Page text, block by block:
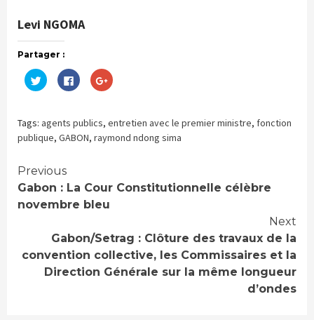
Levi NGOMA
Partager :
Cliquez
pour
partager
dans
une
nouvelle
fenêtre)
Cliquez
pour
partager
dans
une
nouvelle
fenêtre)
Cliquez
pour
(ouvre
dans
une
nouvelle
Tags: agents publics, entretien avec le premier ministre, fonction
publique, GABON, raymond ndong sima
Continue
Reading
Previous
Gabon : La Cour Constitutionnelle célèbre
novembre bleu
Next
Gabon/Setrag : Clôture des travaux de la
convention collective, les Commissaires et la
Direction Générale sur la même longueur
d’ondes